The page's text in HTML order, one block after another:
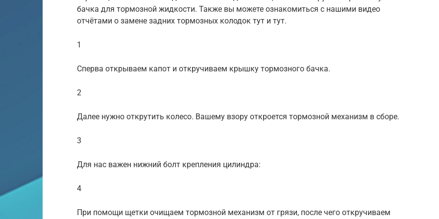
бачка для тормозной жидкости. Также вы можете ознакомиться с нашими видео
отчётами о замене задних тормозных колодок тут и тут.
1
Сперва открываем капот и откручиваем крышку тормозного бачка.
2
Далее нужно открутить колесо. Вашему взору откроется тормозной механизм в сборе.
3
Для нас важен нижний болт крепления цилиндра:
4
При помощи щетки очищаем тормозной механизм от грязи, после чего откручиваем